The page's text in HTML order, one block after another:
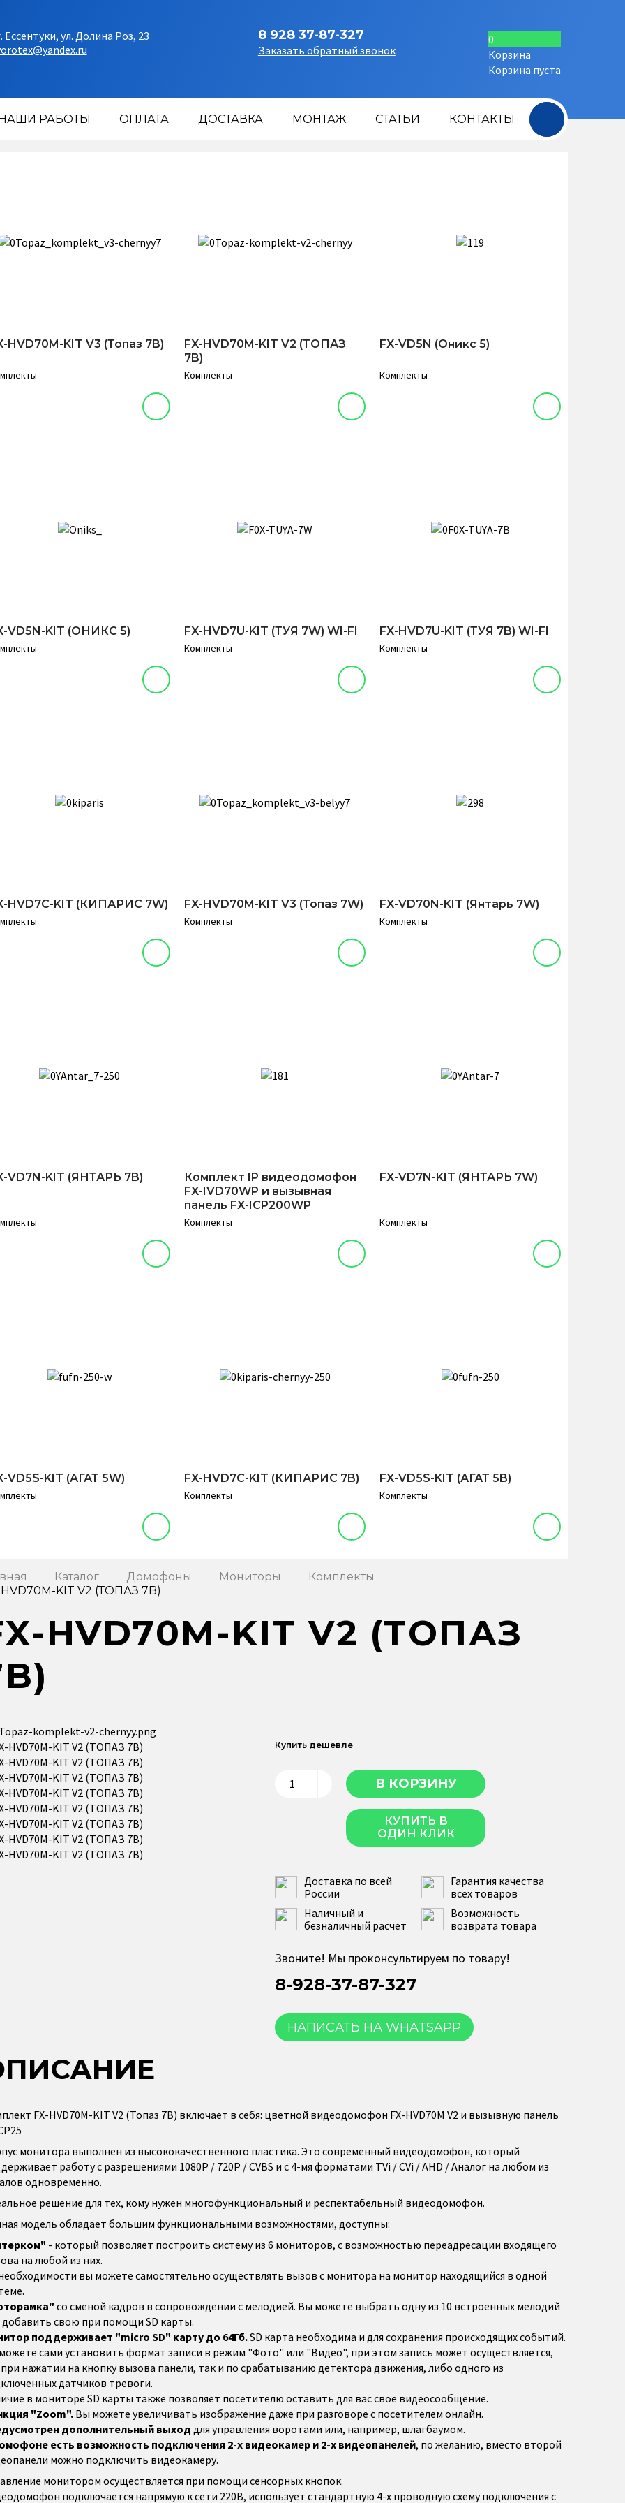
Ессентуки, ул. Долина Роз, 23
8 928 37-87-327
Заказать обратный звонок
0
Корзина
Корзина пуста
РАБОТЫ ОПЛАТА ДОСТАВКА МОНТАЖ СТАТЬИ КОНТАКТЫ +
HVD70M-KIT V3 (Топаз 7B)
FX-HVD70M-KIT V2 (ТОПАЗ
7B)
Комплекты
FX-VD5N (Оникс 5)
Комплекты
VD5N-KIT (ОНИКС 5) FX-HVD7U-KIT (ТУЯ 7W) WI-FI
Комплекты
FX-HVD7U-KIT (ТУЯ 7B) WI-FI
Комплекты
HVD7C-KIT (КИПАРИС 7W) FX-HVD70M-KIT V3 (Топаз 7W)
Комплекты
FX-VD70N-KIT (Янтарь 7W)
Комплекты
VD7N-KIT (ЯНТАРЬ 7B)
Комплект IP видеодомофон
FX-IVD70WP и вызывная
панель FX-ICP200WP
Комплекты
FX-VD7N-KIT (ЯНТАРЬ 7W)
Комплекты
VD5S-KIT (АГАТ 5W) FX-HVD7C-KIT (КИПАРИС 7B)
Комплекты
FX-VD5S-KIT (АГАТ 5B)
Комплекты
Каталог Домофоны Мониторы
Комплекты
KIT V2 (ТОПАЗ 7B)
HVD70M-KIT V2 (ТОПАЗ
Купить дешевле
КУПИТЬ В
ОДИН КЛИК
Доставка по всей
России
Гарантия качества
всех товаров
Наличный и
безналичный расчет
Возможность
возврата товара
Звоните! Мы проконсультируем по товару!
8-928-37-87-327
НАПИСАТЬ НА WHATSAPP
FX-HVD70M-KIT V2 (Топаз 7B) включает в себя: цветной видеодомофон FX-HVD70M V2 и вызывную панель
монитора выполнен из высококачественного пластика. Это современный видеодомофон, который
работу с разрешениями 1080P / 720P / CVBS и с 4-мя форматами TVi / CVi / AHD / Аналог на любом из
одновременно.
решение для тех, кому нужен многофункциональный и респектабельный видеодомофон.
модель обладает большим функциональными возможностями, доступны:
- который позволяет построить систему из 6 мониторов, с возможностью переадресации входящего
на любой из них.
вы можете самостятельно осуществлять вызов с монитора на монитор находящийся в одной
со сменой кадров в сопровождении с мелодией. Вы можете выбрать одну из 10 встроенных мелодий
добавить свою при помощи SD карты.
поддерживает "micro SD" карту до 64Гб.SD карта необходима и для сохранения происходящих событий.
сами установить формат записи в режим "Фото" или "Видео", при этом запись может осуществляется,
нажатии на кнопку вызова панели, так и по срабатыванию детектора движения, либо одного из
датчиков тревоги.
в мониторе SD карты также позволяет посетителю оставить для вас свое видеосообщение.
"Zoom". Вы можете увеличивать изображение даже при разговоре с посетителем онлайн.
дополнительный выход для управления воротами или, например, шлагбаумом.
есть возможность подключения 2-х видеокамер и 2-х видеопанелей, по желанию, вместо второй
можно подключить видеокамеру.
монитором осуществляется при помощи сенсорных кнопок.
подключается напрямую к сети 220В, использует стандартную 4-х проводную схему подключения с